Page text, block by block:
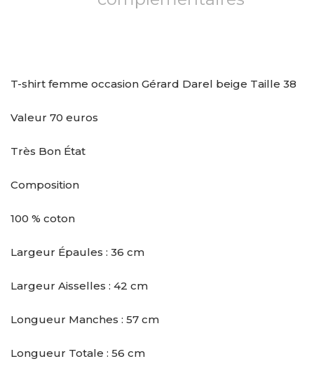
T-shirt femme occasion Gérard Darel beige Taille 38
Valeur 70 euros
Très Bon État
Composition
100 % coton
Largeur Épaules : 36 cm
Largeur Aisselles : 42 cm
Longueur Manches : 57 cm
Longueur Totale : 56 cm